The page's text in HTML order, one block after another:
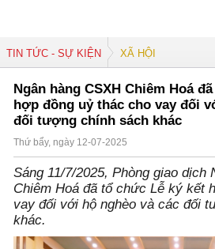
TIN TỨC - SỰ KIỆN XÃ HỘI
Ngân hàng CSXH Chiêm Hoá
hợp đồng uỷ thác cho vay đối
đối tượng chính sách khác
Thứ bẩy, ngày 12-07-2025
Sáng 11/7/2025, Phòng giao dịch
Chiêm Hoá đã tổ chức Lễ ký kết
vay đối với hộ nghèo và các đối
khác.